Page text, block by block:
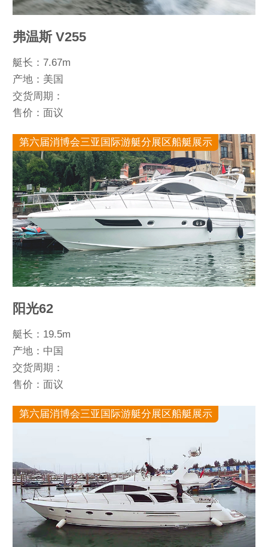
弗温斯 V255
艇长：7.67m
产地：美国
交货周期：
售价：面议
第六届消博会三亚国际游艇分展区船艇展示
阳光62
艇长：19.5m
产地：中国
交货周期：
售价：面议
第六届消博会三亚国际游艇分展区船艇展示